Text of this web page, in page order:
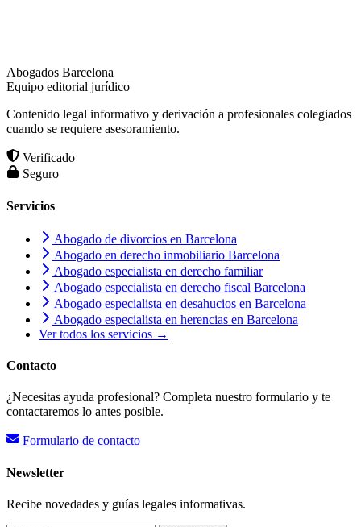
Abogados Barcelona
Equipo editorial jurídico
Contenido legal informativo y derivación a profesionales colegiados
cuando se requiere asesoramiento.
Verificado
Seguro
Servicios
Abogado de divorcios en Barcelona
Abogado en derecho inmobiliario Barcelona
Abogado especialista en derecho familiar
Abogado especialista en derecho fiscal Barcelona
Abogado especialista en desahucios en Barcelona
Abogado especialista en herencias en Barcelona
Ver todos los servicios →
Contacto
¿Necesitas ayuda profesional? Completa nuestro formulario y te
contactaremos lo antes posible.
Formulario de contacto
Newsletter
Recibe novedades y guías legales informativas.